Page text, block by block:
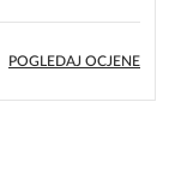
POGLEDAJ OCJENE